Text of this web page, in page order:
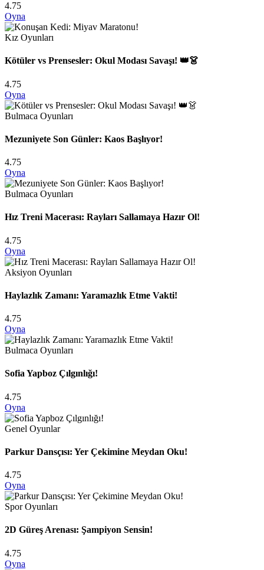
4.75
Oyna
Kız Oyunları
Kötüler vs Prensesler: Okul Modası Savaşı! 👑👗
4.75
Oyna
Bulmaca Oyunları
Mezuniyete Son Günler: Kaos Başlıyor!
4.75
Oyna
Bulmaca Oyunları
Hız Treni Macerası: Rayları Sallamaya Hazır Ol!
4.75
Oyna
Aksiyon Oyunları
Haylazlık Zamanı: Yaramazlık Etme Vakti!
4.75
Oyna
Bulmaca Oyunları
Sofia Yapboz Çılgınlığı!
4.75
Oyna
Genel Oyunlar
Parkur Dansçısı: Yer Çekimine Meydan Oku!
4.75
Oyna
Spor Oyunları
2D Güreş Arenası: Şampiyon Sensin!
4.75
Oyna